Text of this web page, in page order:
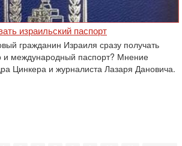
израильский паспорт
гражданин Израиля сразу получать
и международный паспорт? Мнение
Цинкера и журналиста Лазаря Дановича.‎